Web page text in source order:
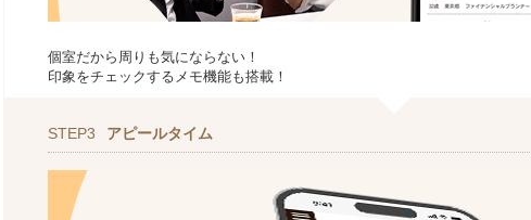
個室だから周りも気にならない！
印象をチェックするメモ機能も搭載！
STEP3 アピールタイム